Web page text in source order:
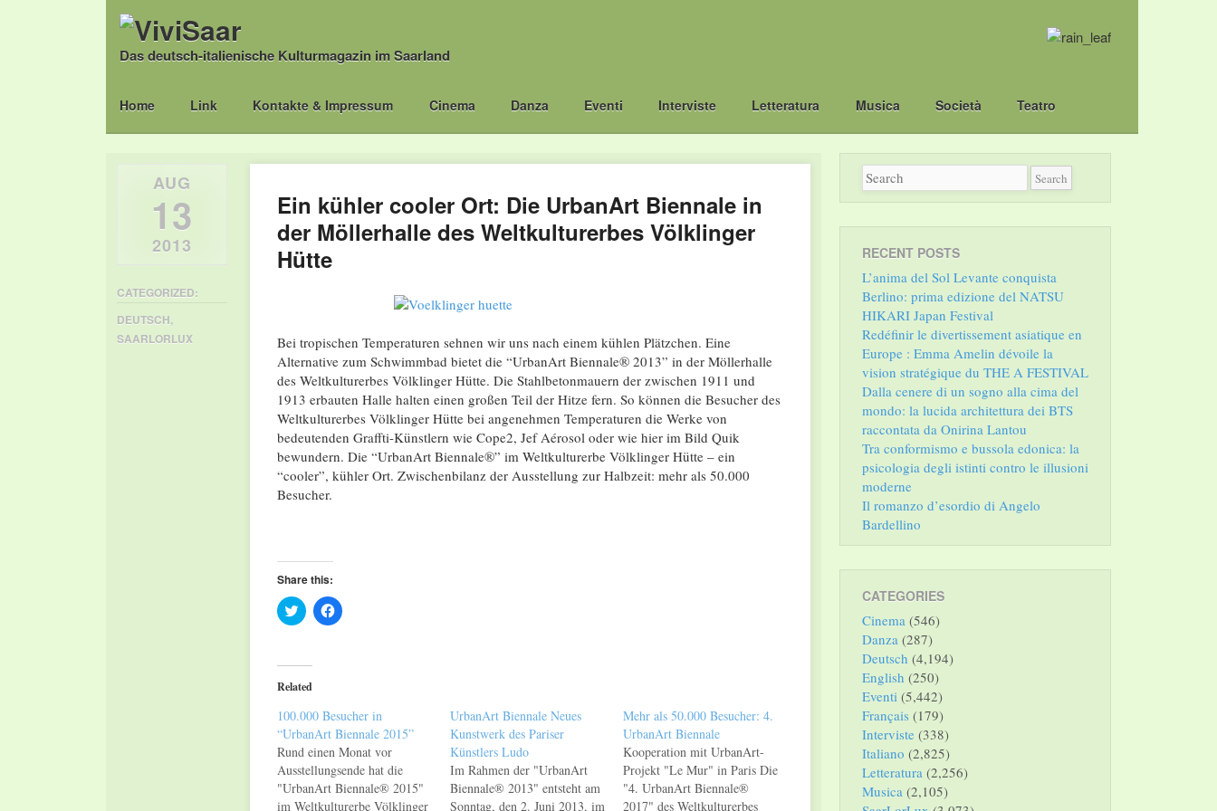
Das deutsch-italienische Kulturmagazin im Saarland
Main menu
Skip
Home Link Kontakte & Impressum Cinema Danza Eventi Interviste Letteratura Musica Società Teatro
Ein kühler cooler Ort: Die UrbanArt Biennale in
der Möllerhalle des Weltkulturerbes Völklinger
Hütte
Bei tropischen Temperaturen sehnen wir uns nach einem kühlen Plätzchen. Eine
Alternative zum Schwimmbad bietet die “UrbanArt Biennale® 2013” in der Möllerhalle
des Weltkulturerbes Völklinger Hütte. Die Stahlbetonmauern der zwischen 1911 und
1913 erbauten Halle halten einen großen Teil der Hitze fern. So können die Besucher des
Weltkulturerbes Völklinger Hütte bei angenehmen Temperaturen die Werke von
bedeutenden Graffti-Künstlern wie Cope2, Jef Aérosol oder wie hier im Bild Quik
bewundern. Die “UrbanArt Biennale®” im Weltkulturerbe Völklinger Hütte – ein
“cooler”, kühler Ort. Zwischenbilanz der Ausstellung zur Halbzeit: mehr als 50.000
Besucher.
Share this:
Click
to
(Opens
in
new
Click
to
Related
100.000 Besucher in
“UrbanArt Biennale 2015”
Rund einen Monat vor
Ausstellungsende hat die
"UrbanArt Biennale® 2015"
im Weltkulturerbe Völklinger
UrbanArt Biennale Neues
Kunstwerk des Pariser
Künstlers Ludo
Im Rahmen der "UrbanArt
Biennale® 2013" entsteht am
Sonntag, den 2. Juni 2013, im
Mehr als 50.000 Besucher: 4.
UrbanArt Biennale
Kooperation mit UrbanArt-
Projekt "Le Mur" in Paris Die
"4. UrbanArt Biennale®
2017" des Weltkulturerbes
AUG
13
2013
CATEGORIZED:
DEUTSCH,
SAARLORLUX
RECENT POSTS
L’anima del Sol Levante conquista
Berlino: prima edizione del NATSU
HIKARI Japan Festival
Redéfinir le divertissement asiatique en
Europe : Emma Amelin dévoile la
vision stratégique du THE A FESTIVAL
Dalla cenere di un sogno alla cima del
mondo: la lucida architettura dei BTS
raccontata da Onirina Lantou
Tra conformismo e bussola edonica: la
psicologia degli istinti contro le illusioni
moderne
Il romanzo d’esordio di Angelo
Bardellino
CATEGORIES
Cinema (546)
Danza (287)
Deutsch (4,194)
English (250)
Eventi (5,442)
Français (179)
Interviste (338)
Italiano (2,825)
Letteratura (2,256)
Musica (2,105)